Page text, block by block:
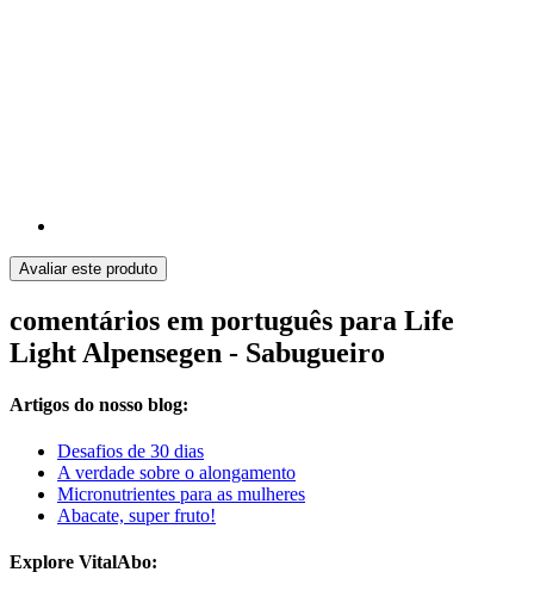
Avaliar este produto
comentários em português para Life
Light Alpensegen - Sabugueiro
Artigos do nosso blog:
Desafios de 30 dias
A verdade sobre o alongamento
Micronutrientes para as mulheres
Abacate, super fruto!
Explore VitalAbo: